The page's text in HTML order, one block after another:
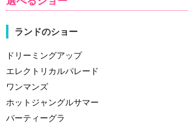
ランドのショー
ドリーミングアップ
エレクトリカルパレード
ワンマンズ
ホットジャングルサマー
パーティーグラ